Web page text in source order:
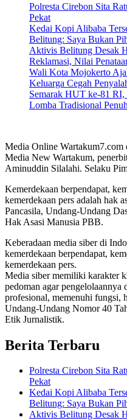
Polresta Cirebon Sita
Pekat
Kedai Kopi Alibaba
Belitung: Saya Bukan
Aktivis Belitung Desak
Reklamasi, Nilai
Wali Kota Mojokerto
Keluarga Cegah
Semarak HUT ke-81
Lomba Tradisional
Media Online
Media New Wartakum,
Aminuddin Silalahi. Selaku
Kemerdekaan berpendapat,
kemerdekaan pers adalah hak
Pancasila, Undang-Undang
Hak Asasi Manusia PBB.
Keberadaan media siber di
kemerdekaan berpendapat,
kemerdekaan pers.
Media siber memiliki karakter
pedoman agar pengelolaannya
profesional, memenuhi fungsi,
Undang-Undang Nomor 40
Etik Jurnalistik.
Berita Terbaru
Polresta Cirebon Sita
Pekat
Kedai Kopi Alibaba
Belitung: Saya Bukan
Aktivis Belitung Desak